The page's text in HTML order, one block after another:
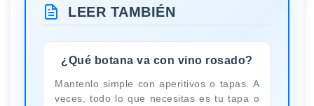
LEER TAMBIÉN
¿Qué botana va con vino rosado?
Mantenlo simple con aperitivos o tapas. A
veces, todo lo que necesitas es tu tapa o